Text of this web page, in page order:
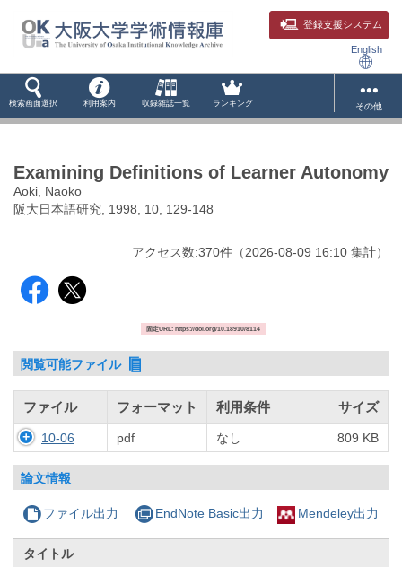
登録支援システム
English
検索画面選択 利用案内 収録雑誌一覧 ランキング その他
Examining Definitions of Learner Autonomy
Aoki, Naoko
阪大日本語研究, 1998, 10, 129-148
アクセス数:370件 （2026-08-09 16:10 集計）
固定URL: https://doi.org/10.18910/8114
閲覧可能ファイル
ファイル フォーマット 利用条件 サイズ
10-06 pdf なし 809 KB
論文情報
ファイル出力 EndNote Basic出力 Mendeley出力
タイトル